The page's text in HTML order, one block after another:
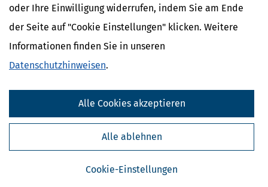
oder Ihre Einwilligung widerrufen, indem Sie am Ende
der Seite auf "Cookie Einstellungen" klicken. Weitere
Informationen finden Sie in unseren
Datenschutzhinweisen.
Cookie-Einstellungen
Alle ablehnen
Alle Cookies akzeptieren
Frühstart-Rente: Staatliches Vorsorgedepot für Kinder
Bundesregierung ein kapitalgedecktes Vorsorgeinstrument für
Kinder und Jugendliche in Deutschland. Ziel des Konzepts ist es,
frühzeitig Kapital für die private Altersvorsorge aufzubauen und
möglichst alle anspruchsberechtigten
mehr